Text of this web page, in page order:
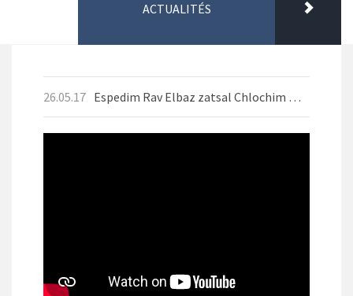
ACTUALITÉS
26.05.17 Espedim Rav Elbaz zatsal Chlochim Mai 2026